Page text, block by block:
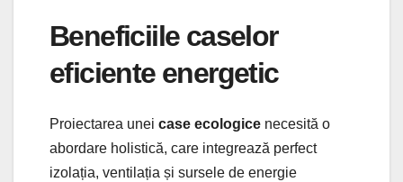
Beneficiile caselor
eficiente energetic
Proiectarea unei case ecologice necesită o
abordare holistică, care integrează perfect
izolația, ventilația și sursele de energie